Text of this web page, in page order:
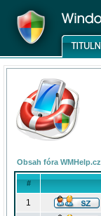
Obsah fóra WMHelp.cz
#
1